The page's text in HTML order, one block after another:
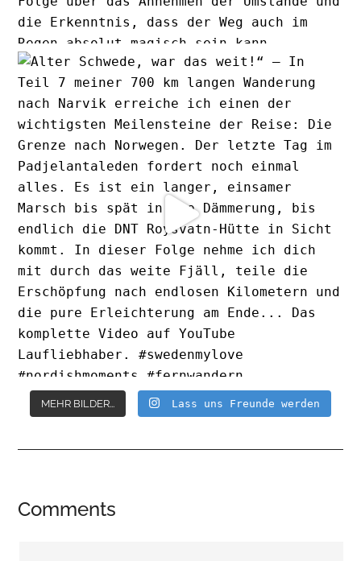
MEHR BILDER... Lass uns Freunde werden
Reader
Comments